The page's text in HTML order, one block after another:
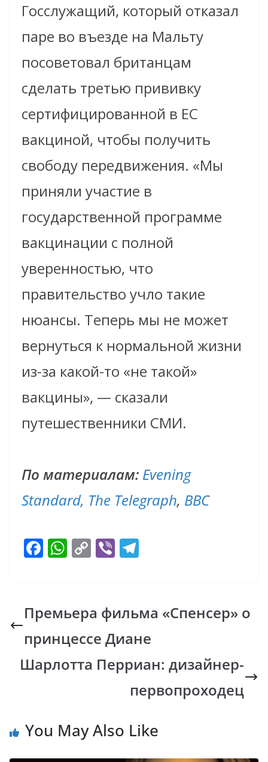
Госслужащий, который отказал
паре во въезде на Мальту
посоветовал британцам
сделать третью прививку
сертифицированной в ЕС
вакциной, чтобы получить
свободу передвижения. «Мы
приняли участие в
государственной программе
вакцинации с полной
уверенностью, что
правительство учло такие
нюансы. Теперь мы не может
вернуться к нормальной жизни
из-за какой-то «не такой»
вакцины», — сказали
путешественники СМИ.
По материалам: Evening
Standard, The Telegraph, BBC
F
b
o
o
k
W
s
A
p
p
C
y
Li
n
k
Vi
gr
a
m
Премьера фильма «Спенсер» о
принцессе Диане
Шарлотта Перриан: дизайнер-
первопроходец
You May Also Like